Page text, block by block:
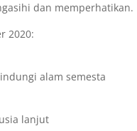
dan memperhatikan.
2020:
alam semesta
lanjut